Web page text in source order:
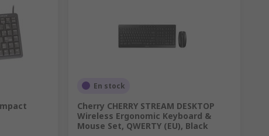
En stock
Cherry CHERRY STREAM DESKTOP
Wireless Ergonomic Keyboard &
Mouse Set, QWERTY (EU), Black